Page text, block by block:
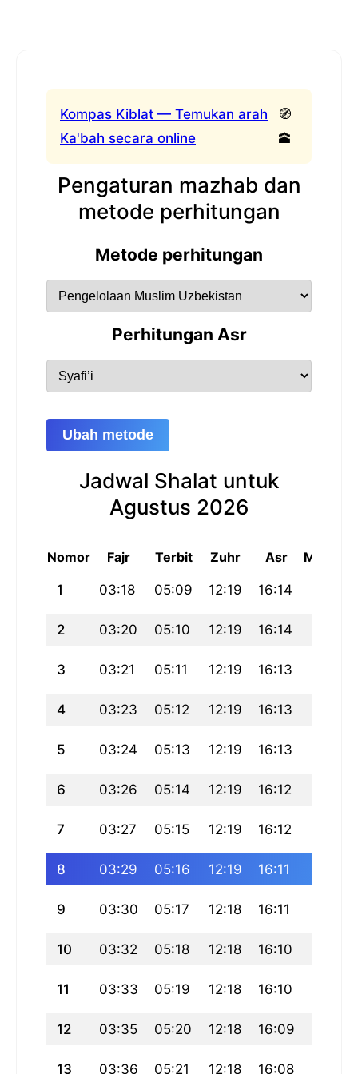
Kompas Kiblat — Temukan arah
Ka'bah secara online
🧭
🕋
Pengaturan mazhab dan
metode perhitungan
Metode perhitungan
Perhitungan Asr
Ubah metode
Jadwal Shalat untuk
Agustus 2026
Nomor Fajr Terbit Zuhr Asr Maghrib
1 03:18 05:09 12:19 16:14
2 03:20 05:10 12:19 16:14
3 03:21 05:11 12:19 16:13
4 03:23 05:12 12:19 16:13
5 03:24 05:13 12:19 16:13
6 03:26 05:14 12:19 16:12
7 03:27 05:15 12:19 16:12
8 03:29 05:16 12:19 16:11
9 03:30 05:17 12:18 16:11
10 03:32 05:18 12:18 16:10
11 03:33 05:19 12:18 16:10
12 03:35 05:20 12:18 16:09
13 03:36 05:21 12:18 16:08